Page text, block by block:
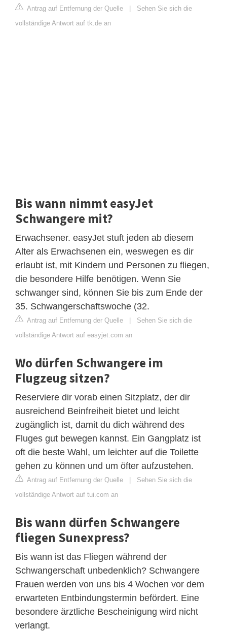
Antrag auf Entfernung der Quelle | Sehen Sie sich die
vollständige Antwort auf tk.de an
Bis wann nimmt easyJet
Schwangere mit?
Erwachsener. easyJet stuft jeden ab diesem
Alter als Erwachsenen ein, weswegen es dir
erlaubt ist, mit Kindern und Personen zu fliegen,
die besondere Hilfe benötigen. Wenn Sie
schwanger sind, können Sie bis zum Ende der
35. Schwangerschaftswoche (32.
Antrag auf Entfernung der Quelle | Sehen Sie sich die
vollständige Antwort auf easyjet.com an
Wo dürfen Schwangere im
Flugzeug sitzen?
Reserviere dir vorab einen Sitzplatz, der dir
ausreichend Beinfreiheit bietet und leicht
zugänglich ist, damit du dich während des
Fluges gut bewegen kannst. Ein Gangplatz ist
oft die beste Wahl, um leichter auf die Toilette
gehen zu können und um öfter aufzustehen.
Antrag auf Entfernung der Quelle | Sehen Sie sich die
vollständige Antwort auf tui.com an
Bis wann dürfen Schwangere
fliegen Sunexpress?
Bis wann ist das Fliegen während der
Schwangerschaft unbedenklich? Schwangere
Frauen werden von uns bis 4 Wochen vor dem
erwarteten Entbindungstermin befördert. Eine
besondere ärztliche Bescheinigung wird nicht
verlangt.